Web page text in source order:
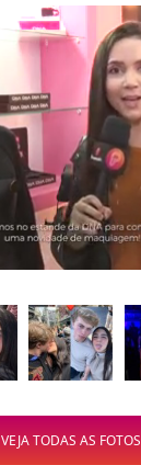
VEJA TODAS AS FOTOS